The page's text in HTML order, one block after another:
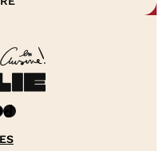
TikTok